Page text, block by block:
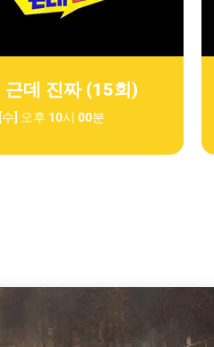
근데 진짜 (15회)
] 오후 10시 00분